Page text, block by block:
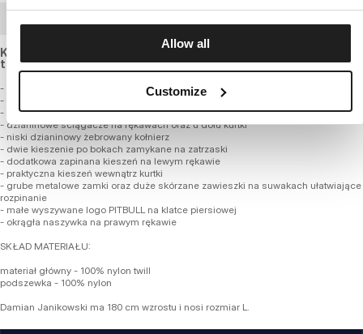
Allow all
Customize
Kurtka bomberka o krótszym fasonie, wykonana z grubej
tkaniny nylonowej odpornej na deszcz i wiatr.
- krótszy luźniejszy fason do pasa typu bomber flyers
- wykonana z wysokiej jakości grubej tkaniny nylonowej
- gładka nylonowa podszewka w kontrastowym kolorze
- dzianinowe ściągacze na rękawach oraz u dołu kurtki
- niski dzianinowy żebrowany kołnierz
- dwie kieszenie po bokach zamykane na zatrzaski
- dodatkowa zapinana kieszeń na lewym rękawie
- praktyczna kieszeń wewnątrz kurtki
- grube metalowe zamki oraz duże skórzane zawieszki na suwakach ułatwiające
rozpinanie
- małe wyszywane logo PITBULL na klatce piersiowej
- okrągła naszywka na prawym rękawie
SKŁAD MATERIAŁU:
materiał główny - 100% nylon twill
podszewka - 100% nylon
Damian Janikowski ma 180 cm wzrostu i nosi rozmiar L.